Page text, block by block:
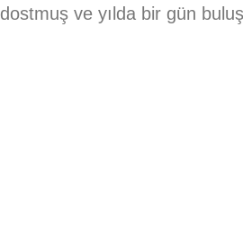
dostmuş ve yılda bir gün